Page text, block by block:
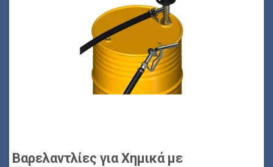
Βαρελαντλίες για Χημικά με